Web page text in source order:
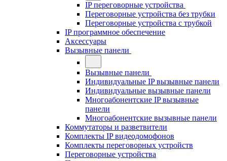
IP переговорные устройства
Переговорные устройства без трубки
Переговорные устройства с трубкой
IP программное обеспечение
Аксессуары
Вызывные панели
Вызывные панели
Индивидуальные IP вызывные панели
Индивидуальные вызывные панели
Многоабонентские IP вызывные
панели
Многоабонентские вызывные панели
Коммутаторы и разветвители
Комплекты IP видеодомофонов
Комплекты переговорных устройств
Переговорные устройства